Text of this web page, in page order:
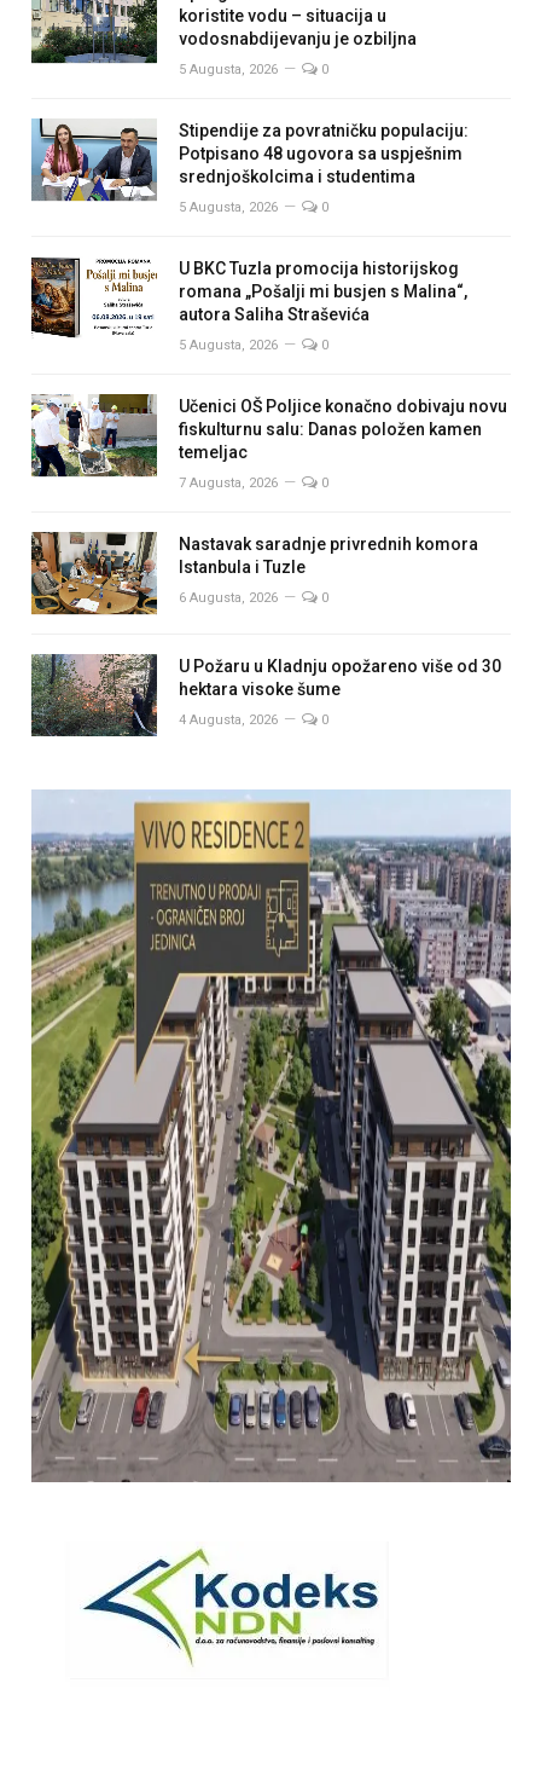
koristite vodu – situacija u
vodosnabdijevanju je ozbiljna
5 Augusta, 2026 0
Stipendije za povratničku populaciju:
Potpisano 48 ugovora sa uspješnim
srednjoškolcima i studentima
5 Augusta, 2026 0
U BKC Tuzla promocija historijskog
romana „Pošalji mi busjen s Malina“,
autora Saliha Straševića
5 Augusta, 2026 0
Učenici OŠ Poljice konačno dobivaju novu
fiskulturnu salu: Danas položen kamen
temeljac
7 Augusta, 2026 0
Nastavak saradnje privrednih komora
Istanbula i Tuzle
6 Augusta, 2026 0
U Požaru u Kladnju opožareno više od 30
hektara visoke šume
4 Augusta, 2026 0